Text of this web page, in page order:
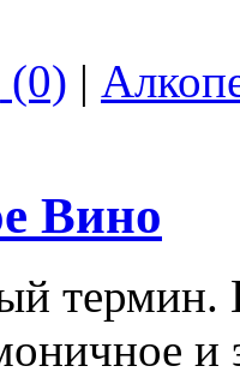
(0) |
Вино
термин.
и